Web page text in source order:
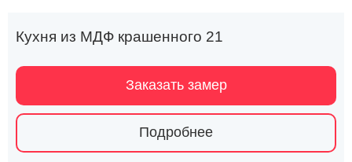
Кухня из МДФ крашенного 21
Заказать замер
Подробнее